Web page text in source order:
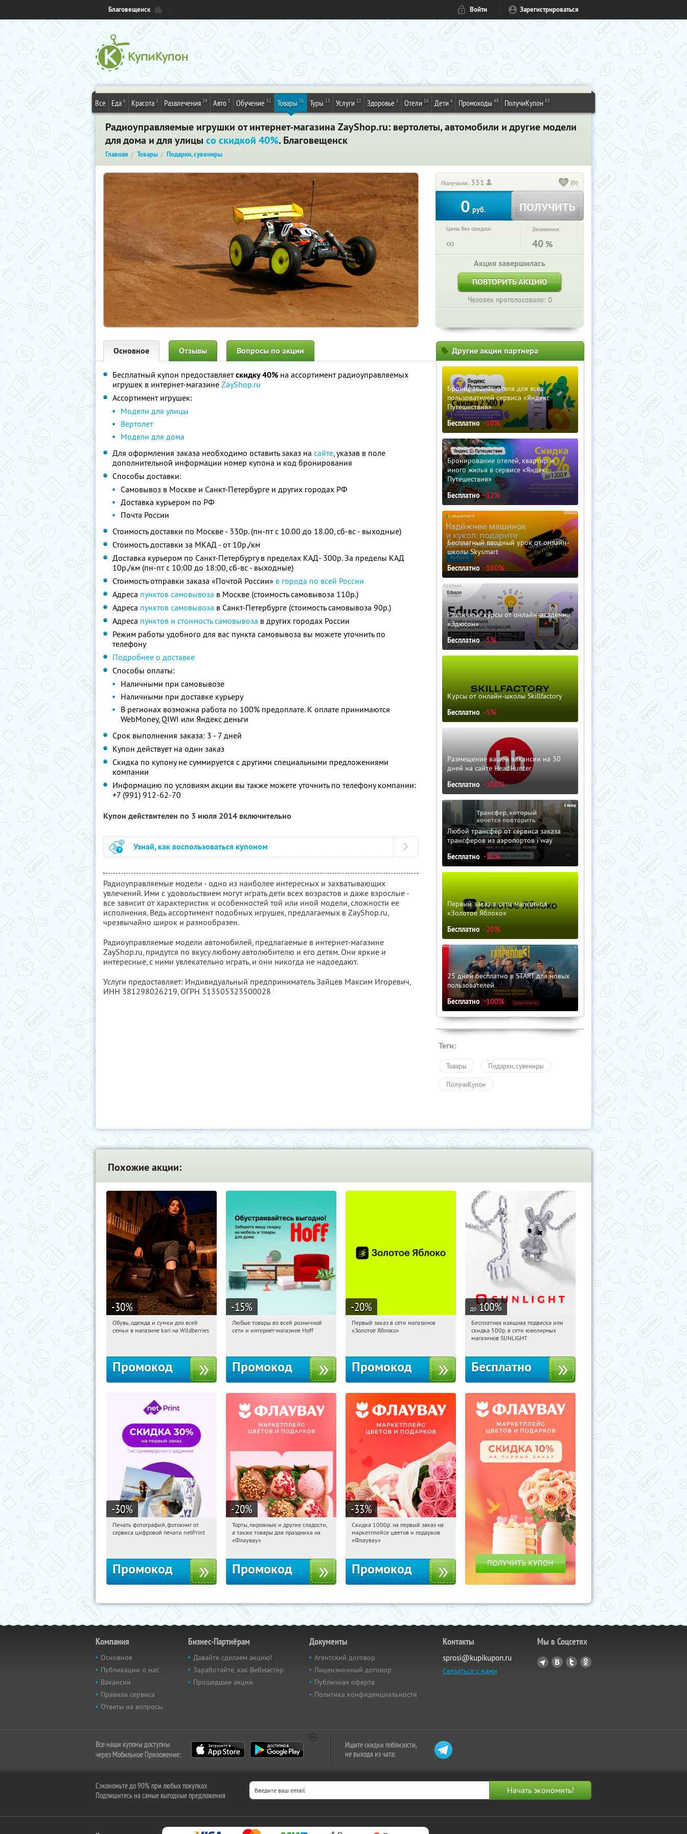
Благовещенск Войти Зарегистрироваться
Все Еда 6 Красота 1 Развлечения 24 Авто 1 Обучение 31 Товары 26 Туры 13 Услуги 12 Здоровье 1 Отели 16 Дети 6 Промокоды 48 ПолучиКупон 83
Радиоуправляемые игрушки от интернет-магазина ZayShop.ru: вертолеты, автомобили и другие модели
для дома и для улицы со скидкой 40%. Благовещенск
Главная Товары Подарки, сувениры
Получили: 351 (0)
0 руб. ПОЛУЧИТЬ
Цена без скидки:
∞
Экономия:
40 %
Акция завершилась
ПОВТОРИТЬ АКЦИЮ
Человек проголосовало: 0
Основное Отзывы Вопросы по акции
Бесплатный купон предоставляетскидку 40% на ассортимент радиоуправляемых
игрушек в интернет-магазине ZayShop.ru
Ассортимент игрушек:
Модели для улицы
Вертолет
Модели для дома
Для оформления заказа необходимо оставить заказ на сайте, указав в поле
дополнительной информации номер купона и код бронирования
Способы доставки:
Самовывоз в Москве и Санкт-Петербурге и других городах РФ
Доставка курьером по РФ
Почта России
Стоимость доставки по Москве - 330р. (пн-пт с 10.00 до 18.00, сб-вс - выходные)
Стоимость доставки за МКАД - от 10р./км
Доставка курьером по Санкт-Петербургу в пределах КАД- 300р. За пределы КАД
10р./км (пн-пт с 10:00 до 18:00, сб-вс - выходные)
Стоимость отправки заказа «Почтой России» в города по всей России
Адреса пунктов самовывоза в Москве (стоимость самовывоза 110р.)
Адреса пунктов самовывоза в Санкт-Петербурге (стоимость самовывоза 90р.)
Адреса пунктов и стоимость самовывоза в других городах России
Режим работы удобного для вас пункта самовывоза вы можете уточнить по
телефону
Подробнее о доставке
Способы оплаты:
Наличными при самовывозе
Наличными при доставке курьеру
В регионах возможна работа по 100% предоплате. К оплате принимаются
WebMoney, QIWI или Яндекс деньги
Срок выполнения заказа: 3 - 7 дней
Купон действует на один заказ
Скидка по купону не суммируется с другими специальными предложениями
компании
Информацию по условиям акции вы также можете уточнить по телефону компании:
+7 (991) 912-62-70
Купон действителен по 3 июля 2014 включительно
Узнай, как воспользоваться купоном
Радиоуправляемые модели - одно из наиболее интересных и захватывающих
увлечений. Ими с удовольствием могут играть дети всех возрастов и даже взрослые -
все зависит от характеристик и особенностей той или иной модели, сложности ее
исполнения. Ведь ассортимент подобных игрушек, предлагаемых в ZayShop.ru,
чрезвычайно широк и разнообразен.
Радиоуправляемые модели автомобилей, предлагаемые в интернет-магазине
ZayShop.ru, придутся по вкусу любому автолюбителю и его детям. Они яркие и
интересные, с ними увлекательно играть, и они никогда не надоедают.
Услуги предоставляет: Индивидуальный предприниматель Зайцев Максим Игоревич,
ИНН 381298026219, ОГРН 313505323500028
Другие акции партнера
Бронирование отеля для всех
пользователей сервиса «Яндекс
Путешествия»
Бесплатно -10%
Бронирование отелей, квартир и
иного жилья в сервисе «Яндекс
Путешествия»
Бесплатно -12%
Бесплатный вводный урок от онлайн-
школы Skysmart
Бесплатно -100%
Различные курсы от онлайн-академии
«Эдюсон»
Бесплатно -5%
Курсы от онлайн-школы Skillfactory
Бесплатно -5%
Размещение вашей вакансии на 30
дней на сайте HeadHunter
Бесплатно -100%
Любой трансфер от сервиса заказа
трансферов из аэропортов i'way
Бесплатно -10%
Первый заказ в сети магазинов
«Золотое Яблоко»
Бесплатно -20%
25 дней бесплатно в START для новых
пользователей
Бесплатно -100%
Теги:
Товары Подарки, сувениры
ПолучиКупон
Похожие акции:
-30%
13:26:25 Получили:
Обувь, одежда и сумки для всей
семьи в магазине kari на Wildberries
Промокод
-15%
13:26:25 Получили:
Любые товары во всей розничной
сети и интернет-магазине Hoff
Промокод
-20%
13:26:25
Получи первым!
Первый заказ в сети магазинов
«Золотое Яблоко»
Промокод
до 100%
13:26:25 Получили:
Россия
Бесплатная изящная подвеска или
скидка 500р. в сети ювелирных
магазинов SUNLIGHT
Бесплатно
-30%
13:26:25 Получили:
Печать фотографий, фотокниг от
сервиса цифровой печати netPrint
Промокод
-20%
13:26:25 Получили:
Россия
Торты, пирожные и другие сладости,
а также товары для праздника на
«Флаувау»
Промокод
-33%
13:26:25 Получили:
Россия
Скидка 1000р. на первый заказ на
маркетплейсе цветов и подарков
«Флаувау»
Промокод
Компания
Основное
Публикации о нас
Вакансии
Правила сервиса
Ответы на вопросы
Бизнес-Партнёрам
Давайте сделаем акцию!
Заработайте, как Вебмастер
Прошедшие акции
Документы
Агентский договор
Лицензионный договор
Публичная оферта
Политика конфиденциальности
Контакты
sprosi@kupikupon.ru
Связаться с нами
Мы в Соцсетях
Все наши купоны доступны
через Мобильное Приложение:
Ищите скидки поблизости,
не выходя из чата:
Сэкономьте до 90% при любых покупках
Подпишитесь на самые выгодные предложения